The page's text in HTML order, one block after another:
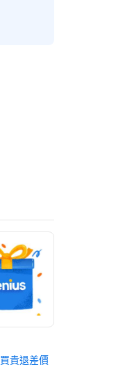
買貴退差價